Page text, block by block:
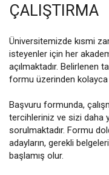
ÇALIŞTIRMA
Üniversitemizde kısmi
isteyenler için her
açılmaktadır. Belirlenen
formu üzerinden
Başvuru formunda,
tercihleriniz ve sizi daha
sorulmaktadır. Formu
adayların, gerekli
başlamış olur.